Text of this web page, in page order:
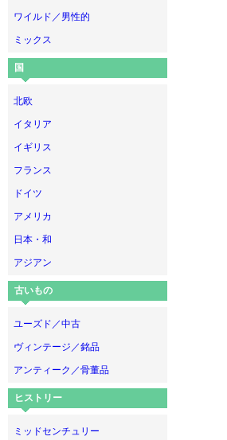
ワイルド／男性的
ミックス
国
北欧
イタリア
イギリス
フランス
ドイツ
アメリカ
日本・和
アジアン
古いもの
ユーズド／中古
ヴィンテージ／銘品
アンティーク／骨董品
ヒストリー
ミッドセンチュリー